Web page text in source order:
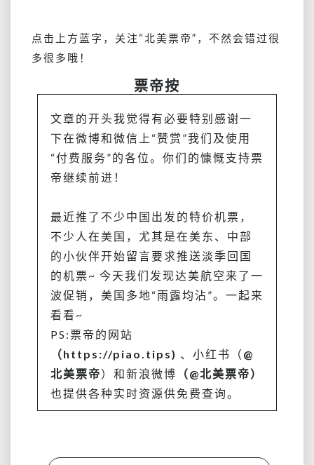
税
国，
美
东
和
中
部
回
国
的
票
又
来
者
还
是
点击上方蓝字，关注 “北美票帝” ，不然会错过很
多很多哦！
票帝按
文章的开头我觉得有必要特别感谢一
下在微博和微信上“赞赏”我们及使用
“付费服务”的各位。你们的慷慨支持票
帝继续前进！
最近推了不少中国出发的特价机票，
不少人在美国，尤其是在美东、中部
的小伙伴开始留言要求推送淡季回国
的机票~ 今天我们发现达美航空来了一
波促销，美国多地“雨露均沾”。一起来
看看~
PS:票帝的网站
（https://piao.tips) 、小红书（ @
北美票帝）和新浪微博
（@北美票帝）
也提供各种实时资源供免费查询。